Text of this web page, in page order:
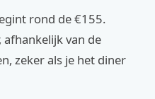
rond de €155.
afhankelijk van de
zeker als je het diner